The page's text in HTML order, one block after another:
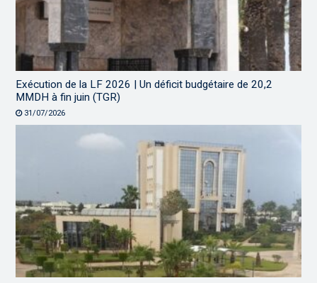
Exécution de la LF 2026 | Un déficit budgétaire de 20,2
MMDH à fin juin (TGR)
31/07/2026